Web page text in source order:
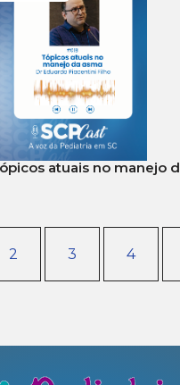
atuais no manejo
2 3 4